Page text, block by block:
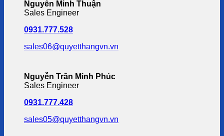
Nguyễn Minh Thuận
Sales Engineer
0931.777.528
sales06@quyetthangvn.vn
Nguyễn Trần Minh Phúc
Sales Engineer
0931.777.428
sales05@quyetthangvn.vn